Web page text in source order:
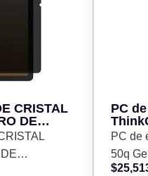
CRISTAL
11
11 Pulgadas
PC
Core
1año
PC de
50q
1TB,
$